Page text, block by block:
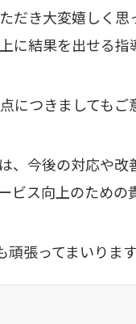
き大変嬉しく思
に結果を出せる
つきましてもご
今後の対応や
ス向上のための
張ってまいります